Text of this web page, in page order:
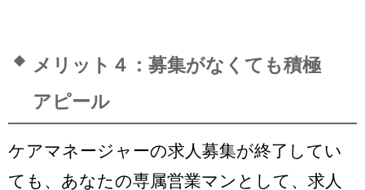
メリット４：募集がなくても積極
アピール
ケアマネージャーの求人募集が終了してい
ても、あなたの専属営業マンとして、求人